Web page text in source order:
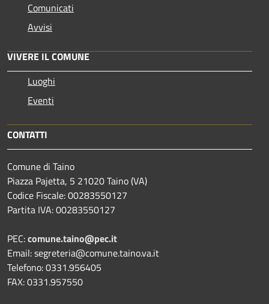
Comunicati
Avvisi
VIVERE IL COMUNE
Luoghi
Eventi
CONTATTI
Comune di Taino
Piazza Pajetta, 5 21020 Taino (VA)
Codice Fiscale: 00283550127
Partita IVA: 00283550127
PEC:comune.taino@pec.it
Email: segreteria@comune.taino.va.it
Telefono: 0331.956405
FAX: 0331.957550